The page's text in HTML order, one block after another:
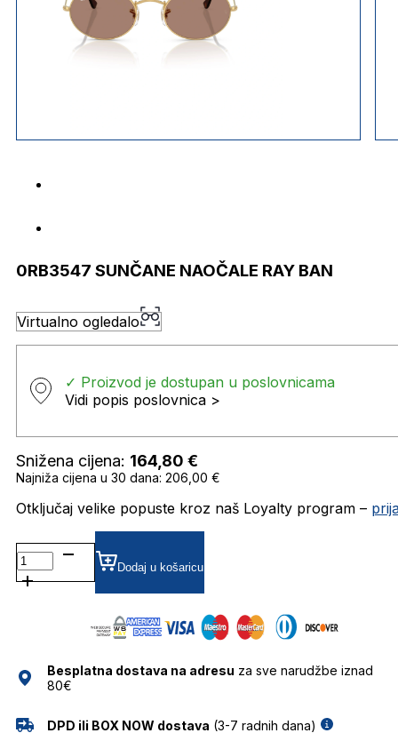
0RB3547 SUNČANE NAOČALE RAY BAN
Virtualno ogledalo
✓ Proizvod je dostupan u poslovnicama
Vidi popis poslovnica >
Snižena cijena: 164,80 €
Najniža cijena u 30 dana: 206,00 €
Otključaj velike popuste kroz naš Loyalty program –
0RB3547 SUNČANE
NAOČALE
RAY
Dodaj u košaricu
Besplatna dostava na adresu za sve narudžbe iznad
80€
DPD ili BOX NOW dostava (3-7 radnih dana)